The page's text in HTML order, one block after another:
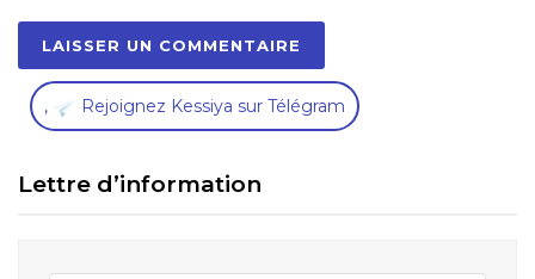
, Rejoignez Kessiya sur Télégram
Lettre d’information